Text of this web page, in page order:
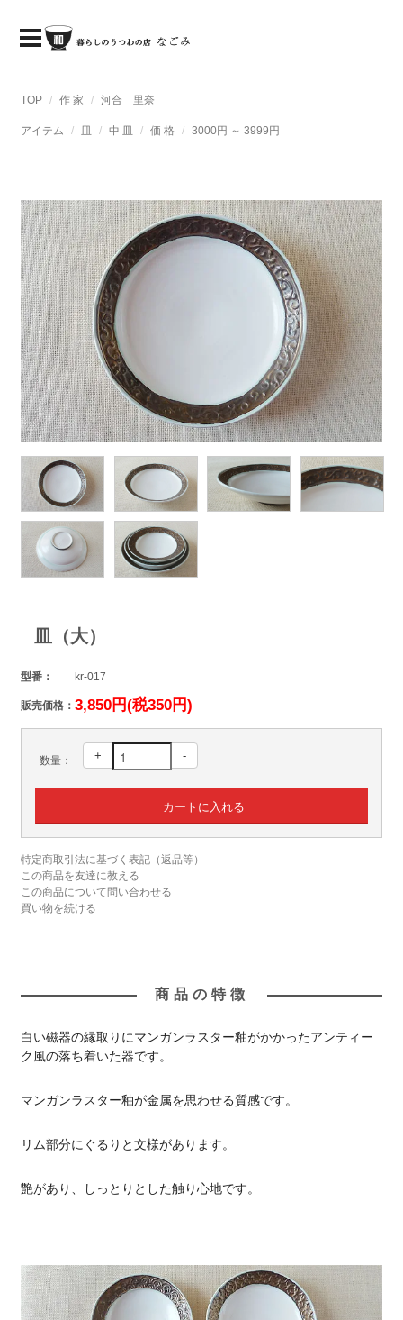
TOP 作 家 河合 里奈
アイテム 皿 中 皿 価 格 3000円 ～ 3999円
皿（大）
型番： kr-017
販売価格： 3,850円(税350円)
数量： + -
特定商取引法に基づく表記（返品等）
この商品を友達に教える
この商品について問い合わせる
買い物を続ける
商品の特徴
白い磁器の縁取りにマンガンラスター釉がかかったアンティー
ク風の落ち着いた器です。
マンガンラスター釉が金属を思わせる質感です。
リム部分にぐるりと文様があります。
艶があり、しっとりとした触り心地です。